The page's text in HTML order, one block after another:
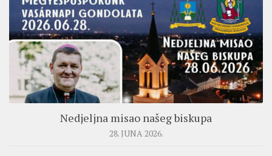
Nedjeljna misao našeg biskupa
28. JUNA 2026.